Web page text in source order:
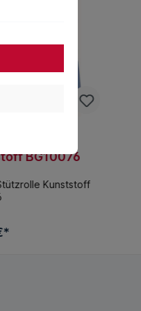
BG10076
Kunststoff